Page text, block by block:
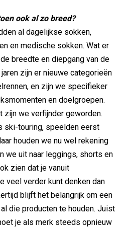
ook al zo breed?
al dagelijkse sokken,
en medische sokken. Wat er
breedte en diepgang van de
zijn er nieuwe categorieën
en zijn we specifieker
en doelgroepen.
zijn we verfijnder geworden.
ski-touring, speelden eerst
houden we nu wel rekening
we uit naar leggings, shorts en
zien dat je vanuit
veel verder kunt denken dan
blijft het belangrijk om een
die producten te houden. Juist
je als merk steeds opnieuw